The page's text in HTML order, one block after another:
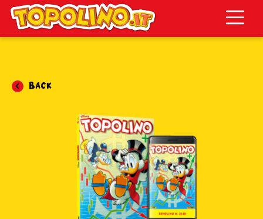
Topolino.it
Back